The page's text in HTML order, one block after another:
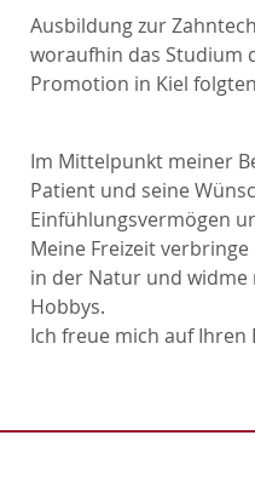
Ausbildung zur
woraufhin das Studium
Promotion in Kiel
Im Mittelpunkt meiner
Patient und seine
Einfühlungsvermögen
Meine Freizeit
in der Natur und
Hobbys.
Ich freue mich auf Ihren
Hauszahnärztliche
Schnarchbehandlung
Hypnose
Lachgas
Digitale